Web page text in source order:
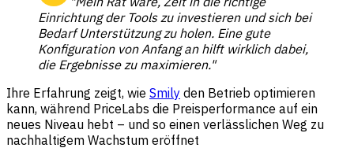
Einrichtung der Tools zu investieren und sich bei
Bedarf Unterstützung zu holen. Eine gute
Konfiguration von Anfang an hilft wirklich dabei,
die Ergebnisse zu maximieren."
Ihre Erfahrung zeigt, wie Smily den Betrieb optimieren
kann, während PriceLabs die Preisperformance auf ein
neues Niveau hebt – und so einen verlässlichen Weg zu
nachhaltigem Wachstum eröffnet